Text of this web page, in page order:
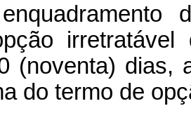
(noventa) dias,
do termo de